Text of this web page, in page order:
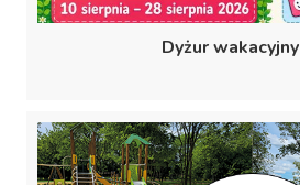
Dyżur wakacyjny